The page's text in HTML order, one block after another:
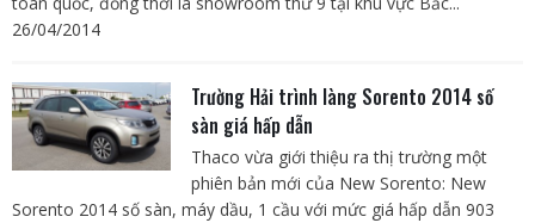
26/04/2014
Trường Hải trình làng Sorento 2014 số
sàn giá hấp dẫn
Thaco vừa giới thiệu ra thị trường một
phiên bản mới của New Sorento: New
Sorento 2014 số sàn, máy dầu, 1 cầu với mức giá hấp dẫn 903